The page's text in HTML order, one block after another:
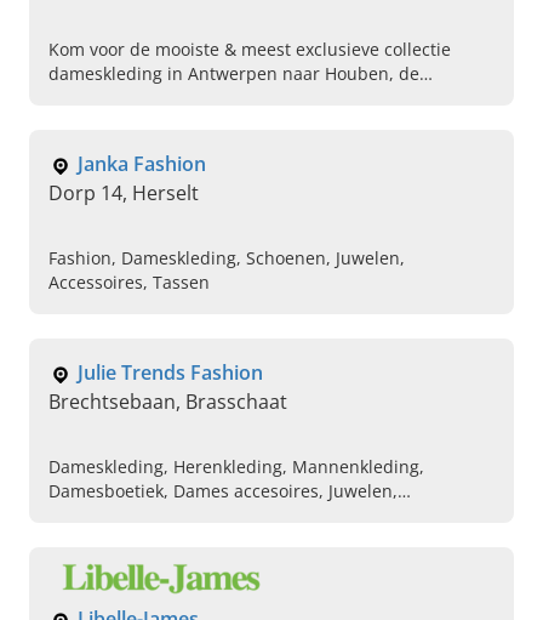
Kom voor de mooiste & meest exclusieve collectie
dameskleding in Antwerpen naar Houben, de
Janka Fashion
Dorp 14, Herselt
Fashion, Dameskleding, Schoenen, Juwelen,
Accessoires, Tassen
Julie Trends Fashion
Brechtsebaan, Brasschaat
Dameskleding, Herenkleding, Mannenkleding,
Damesboetiek, Dames accesoires, Juwelen,